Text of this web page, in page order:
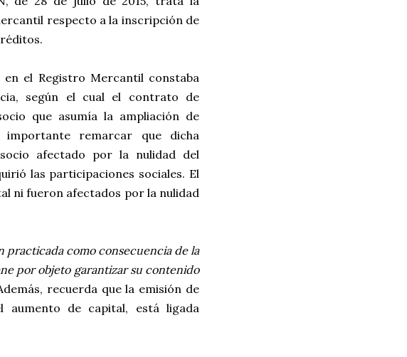
respecto a la inscripción de
el Registro Mercantil constaba
según el cual el contrato de
que asumía la ampliación de
remarcar que dicha
afectado por la nulidad del
las participaciones sociales. El
ni fueron afectados por la nulidad
practicada como consecuencia de la
por objeto garantizar su contenido
recuerda que la emisión de
aumento de capital, está ligada